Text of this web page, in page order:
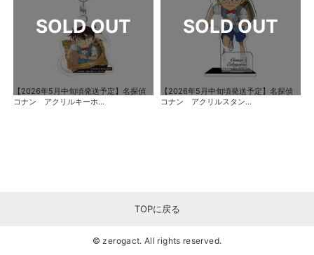
【2026年5月中旬頃発送予定】名探偵
コナン アクリルキーホ...
【2026年5月中旬頃発送予定】名探偵
コナン アクリルスタン...
TOPに戻る
© zerogact. All rights reserved.